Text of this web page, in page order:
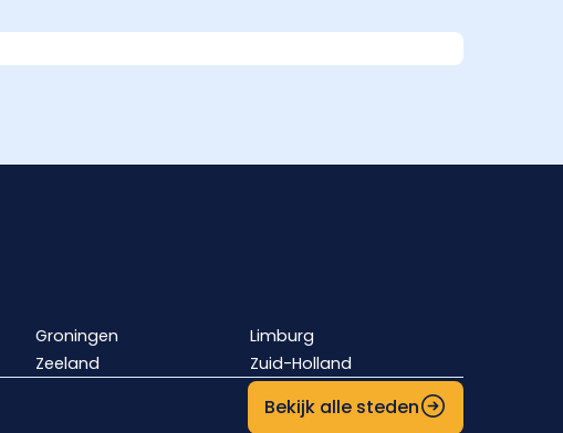
Groningen
Limburg
Zeeland Zuid-Holland
Bekijk alle steden